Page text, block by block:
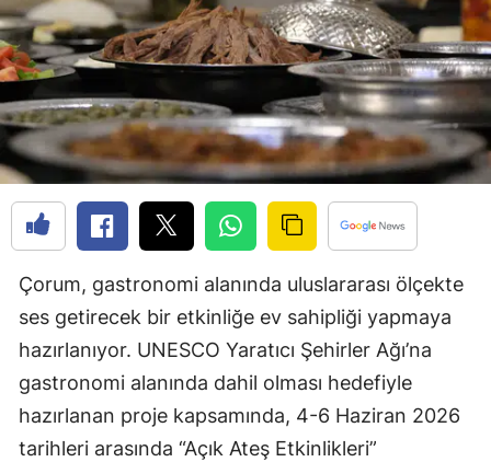
Erzincan
Erzurum
Eskişehir
Gaziantep
Giresun
Gümüşhane
Hatay
Isparta
Mersin
Çorum, gastronomi alanında uluslararası ölçekte
ses getirecek bir etkinliğe ev sahipliği yapmaya
hazırlanıyor. UNESCO Yaratıcı Şehirler Ağı’na
gastronomi alanında dahil olması hedefiyle
hazırlanan proje kapsamında, 4-6 Haziran 2026
tarihleri arasında “Açık Ateş Etkinlikleri”